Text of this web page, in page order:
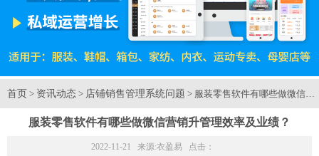
首页 > 资讯动态 > 店铺销售管理系统问题 > 服装零售软件有哪些做微信营
服装零售软件有哪些做微信营销升管理效率及业绩？
2022-11-21 来源:衣盈易 点击：